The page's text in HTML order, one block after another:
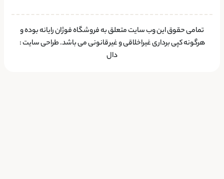
تمامی حقوق این وب سایت متعلق به فروشگاه فوژان رایانه بوده و
هرگونه کپی برداری غیراخلاقی و غیرقانونی می باشد.طراحی سایت:
دال